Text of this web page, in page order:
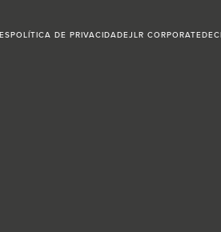
POLÍTICA DE PRIVACIDADEJLR CORPORATE